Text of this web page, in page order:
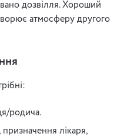
дозвілля. Хороший
атмосферу другого
родича.
лікаря,